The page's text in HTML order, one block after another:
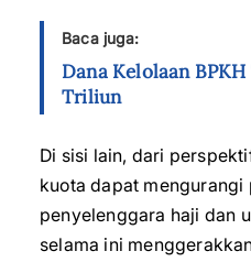
Baca juga:
Dana Kelolaan BPKH
Triliun
Di sisi lain, dari
kuota dapat mengurangi
penyelenggara haji dan
selama ini